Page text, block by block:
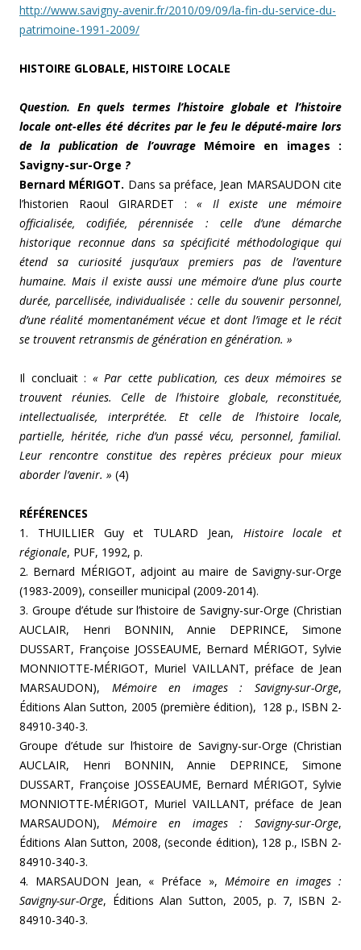
http://www.savigny-avenir.fr/2010/09/09/la-fin-du-service-du-
patrimoine-1991-2009/
HISTOIRE GLOBALE, HISTOIRE LOCALE
Question. En quels termes l’histoire globale et l’histoire
locale ont-elles été décrites par le feu le député-maire lors
de la publication de l’ouvrage Mémoire en images :
Savigny-sur-Orge ?
Bernard MÉRIGOT. Dans sa préface, Jean MARSAUDON cite
l’historien Raoul GIRARDET : « Il existe une mémoire
officialisée, codifiée, pérennisée : celle d’une démarche
historique reconnue dans sa spécificité méthodologique qui
étend sa curiosité jusqu’aux premiers pas de l’aventure
humaine. Mais il existe aussi une mémoire d’une plus courte
durée, parcellisée, individualisée : celle du souvenir personnel,
d’une réalité momentanément vécue et dont l’image et le récit
se trouvent retransmis de génération en génération. »
Il concluait : « Par cette publication, ces deux mémoires se
trouvent réunies. Celle de l’histoire globale, reconstituée,
intellectualisée, interprétée. Et celle de l’histoire locale,
partielle, héritée, riche d’un passé vécu, personnel, familial.
Leur rencontre constitue des repères précieux pour mieux
aborder l’avenir. » (4)
RÉFÉRENCES
1. THUILLIER Guy et TULARD Jean, Histoire locale et
régionale, PUF, 1992, p.
2. Bernard MÉRIGOT, adjoint au maire de Savigny-sur-Orge
(1983-2009), conseiller municipal (2009-2014).
3. Groupe d’étude sur l’histoire de Savigny-sur-Orge (Christian
AUCLAIR, Henri BONNIN, Annie DEPRINCE, Simone
DUSSART, Françoise JOSSEAUME, Bernard MÉRIGOT, Sylvie
MONNIOTTE-MÉRIGOT, Muriel VAILLANT, préface de Jean
MARSAUDON), Mémoire en images : Savigny-sur-Orge,
Éditions Alan Sutton, 2005 (première édition), 128 p., ISBN 2-
84910-340-3.
Groupe d’étude sur l’histoire de Savigny-sur-Orge (Christian
AUCLAIR, Henri BONNIN, Annie DEPRINCE, Simone
DUSSART, Françoise JOSSEAUME, Bernard MÉRIGOT, Sylvie
MONNIOTTE-MÉRIGOT, Muriel VAILLANT, préface de Jean
MARSAUDON), Mémoire en images : Savigny-sur-Orge,
Éditions Alan Sutton, 2008, (seconde édition), 128 p., ISBN 2-
84910-340-3.
4. MARSAUDON Jean, « Préface », Mémoire en images :
Savigny-sur-Orge, Éditions Alan Sutton, 2005, p. 7, ISBN 2-
84910-340-3.